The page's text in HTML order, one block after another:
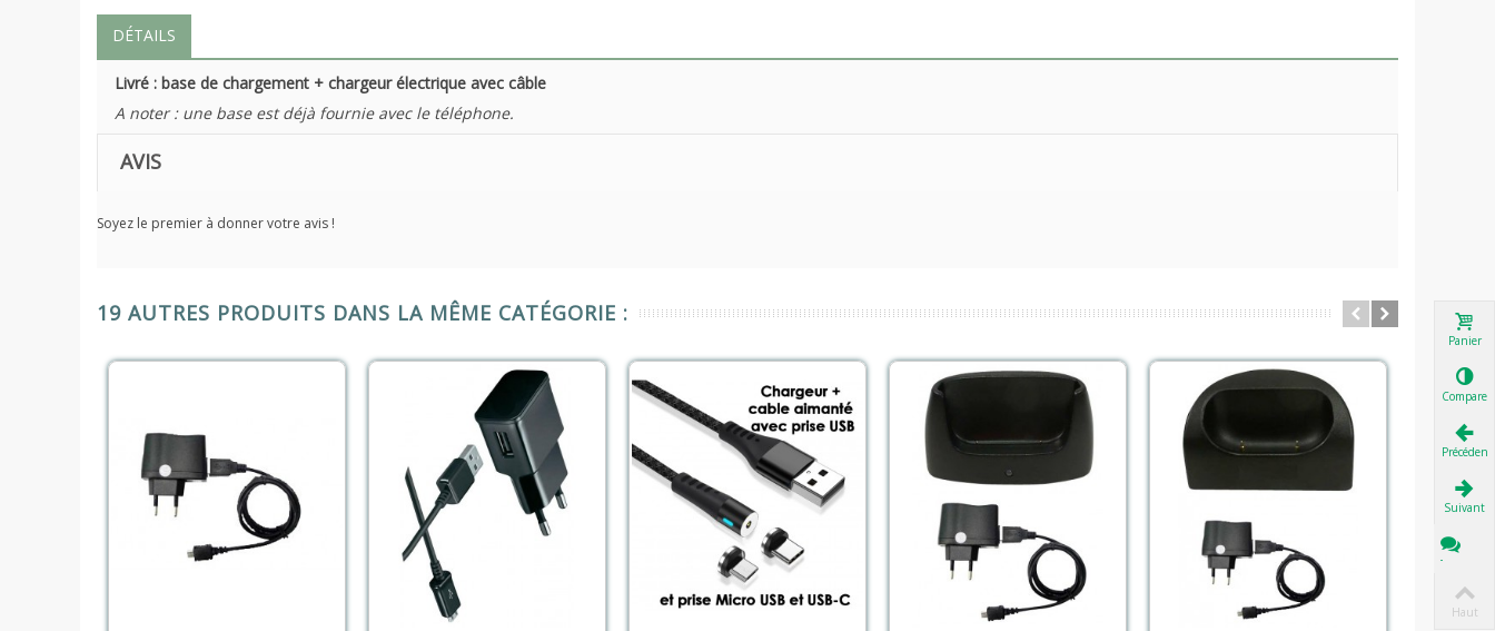
DÉTAILS
Livré : base de chargement + chargeur électrique avec câble
A noter : une base est déjà fournie avec le téléphone.
AVIS
Soyez le premier à donner votre avis !
19 AUTRES PRODUITS DANS LA MÊME CATÉGORIE :
Panier
Comparer
Précédent
Suivant
Tchat
Haut